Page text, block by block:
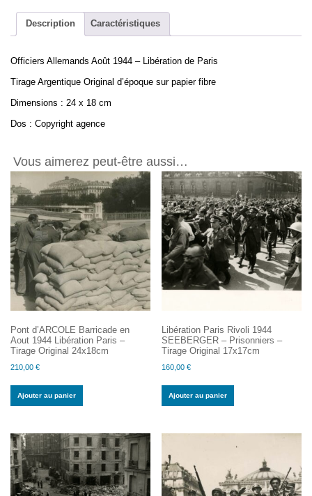
1944
-
de
Paris
Tirage
Original
Description Caractéristiques
Officiers Allemands Août 1944 – Libération de Paris
Tirage Argentique Original d’époque sur papier fibre
Dimensions : 24 x 18 cm
Dos : Copyright agence
Vous aimerez peut-être aussi…
Pont d’ARCOLE Barricade en
Aout 1944 Libération Paris –
Tirage Original 24x18cm
210,00 €
Ajouter au panier
Libération Paris Rivoli 1944
SEEBERGER – Prisonniers –
Tirage Original 17x17cm
160,00€
Ajouter au panier